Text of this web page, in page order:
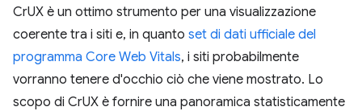
CrUX è un ottimo strumento per una visualizzazione
coerente tra i siti e, in quanto set di dati ufficiale del
programma Core Web Vitals, i siti probabilmente
vorranno tenere d'occhio ciò che viene mostrato. Lo
scopo di CrUX è fornire una panoramica statisticamente